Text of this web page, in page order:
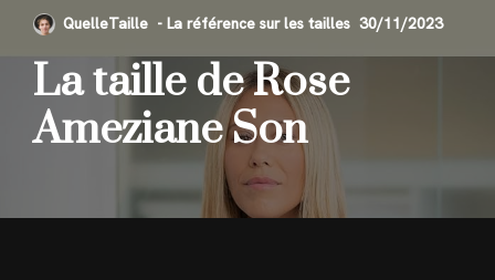
QuelleTaille 30/11/2023
La taille de Rose
Ameziane Son